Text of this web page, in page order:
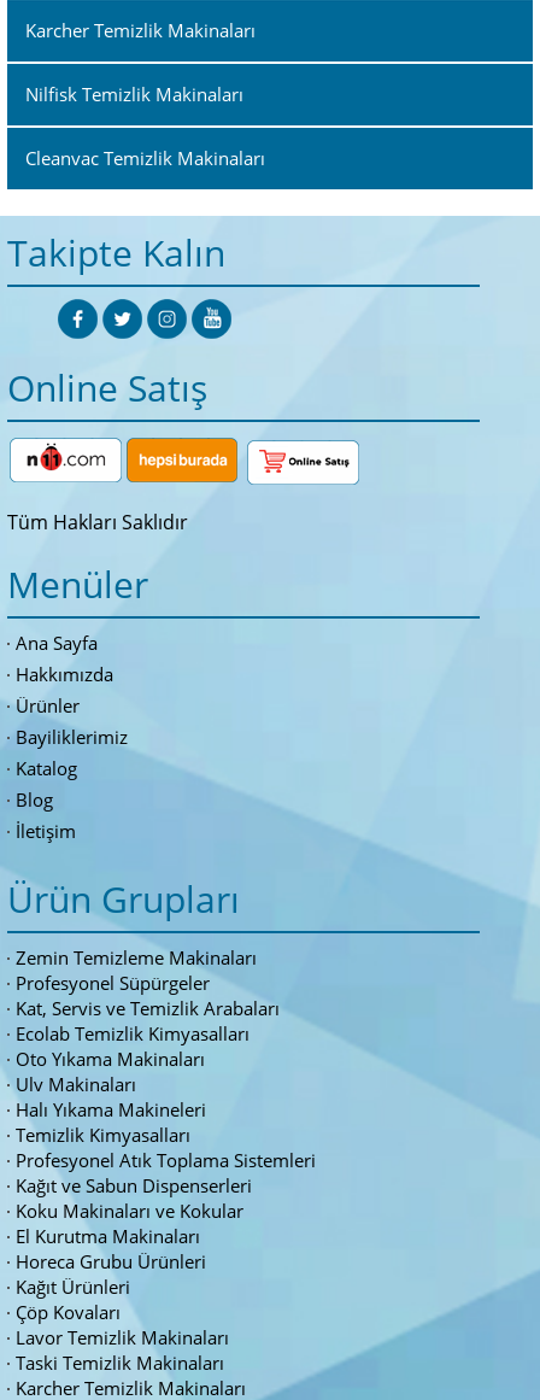
Karcher Temizlik Makinaları
Nilfisk Temizlik Makinaları
Cleanvac Temizlik Makinaları
Takipte Kalın
Online Satış
Tüm Hakları Saklıdır
Menüler
Ana Sayfa
Hakkımızda
Ürünler
Bayiliklerimiz
Katalog
Blog
İletişim
Ürün Grupları
Zemin Temizleme Makinaları
Profesyonel Süpürgeler
Kat, Servis ve Temizlik Arabaları
Ecolab Temizlik Kimyasalları
Oto Yıkama Makinaları
Ulv Makinaları
Halı Yıkama Makineleri
Temizlik Kimyasalları
Profesyonel Atık Toplama Sistemleri
Kağıt ve Sabun Dispenserleri
Koku Makinaları ve Kokular
El Kurutma Makinaları
Horeca Grubu Ürünleri
Kağıt Ürünleri
Çöp Kovaları
Lavor Temizlik Makinaları
Taski Temizlik Makinaları
Karcher Temizlik Makinaları